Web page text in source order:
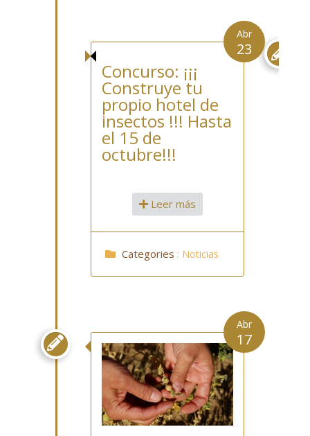

Concurso: ¡¡¡
Construye tu
propio hotel de
insectos !!! Hasta
el 15 de
octubre!!!
Abr
23
Leer más
Categories : Noticias

Abr
17